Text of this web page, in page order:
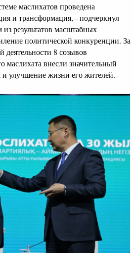
маслихатов проведена
и трансформация, - подчеркнул
результатов масштабных
политической конкуренции. За
8 созывов
маслихата внесли значительный
и улучшение жизни его жителей.